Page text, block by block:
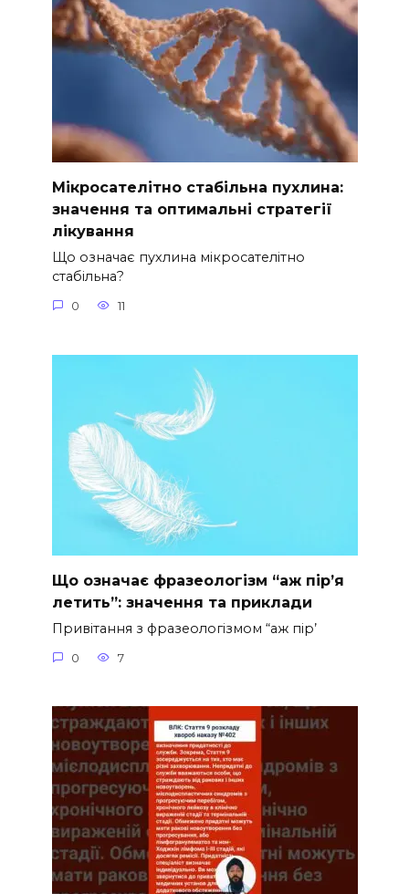
Мікросателітно стабільна пухлина:
значення та оптимальні стратегії
лікування
Що означає пухлина мікросателітно
стабільна?
0 11
Що означає фразеологізм “аж пір’я
летить”: значення та приклади
Привітання з фразеологізмом “аж пір’
0 7